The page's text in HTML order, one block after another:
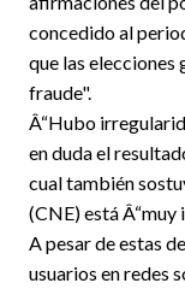
concedido al
que las elecciones
fraude".
Â“Hubo
en duda el
cual también
(CNE) está
A pesar de estas
usuarios en redes